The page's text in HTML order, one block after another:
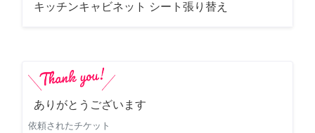
キッチンキャビネット シート張り替え
ありがとうございます
依頼されたチケット